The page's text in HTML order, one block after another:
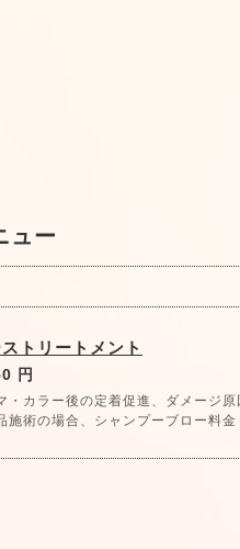
ュー
トリートメント
円
・カラー後の定着促進、ダメージ
施術の場合、シャンプーブロー料